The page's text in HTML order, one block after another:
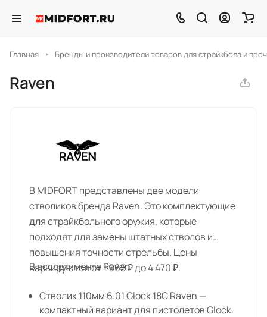
Главная Бренды и производители товаров для страйкбола и
Raven
В MIDFORT представлены две модели
стволиков бренда Raven. Это комплектующие
для страйкбольного оружия, которые
подходят для замены штатных стволов и
повышения точности стрельбы. Цены
варьируются от 1 965 ₽ до 4 470 ₽.
В ассортименте Raven:
Стволик 110мм 6.01 Glock 18С Raven —
компактный вариант для пистолетов Glock.